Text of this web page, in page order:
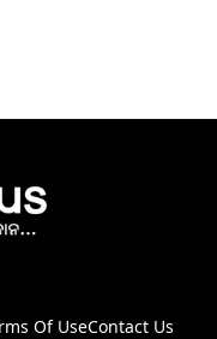
Of UseContact Us